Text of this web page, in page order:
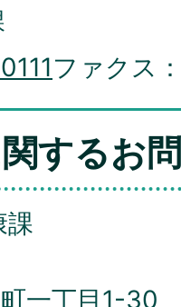
ファクス
するお
課
一丁目1-30